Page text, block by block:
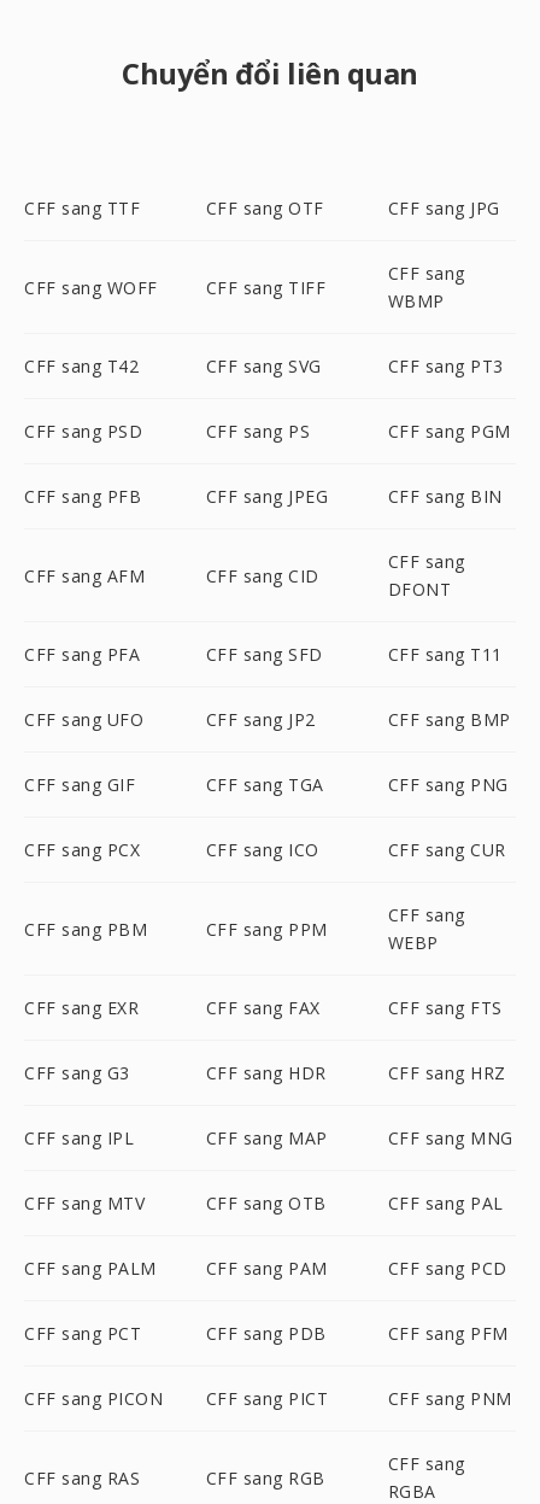
Chuyển đổi liên quan
CFF sang TTF CFF sang OTF CFF sang JPG
CFF sang WOFF CFF sang TIFF
CFF sang
WBMP
CFF sang T42 CFF sang SVG CFF sang PT3
CFF sang PSD CFF sang PS CFF sang PGM
CFF sang PFB CFF sang JPEG CFF sang BIN
CFF sang AFM CFF sang CID
CFF sang
DFONT
CFF sang PFA CFF sang SFD CFF sang T11
CFF sang UFO CFF sang JP2 CFF sang BMP
CFF sang GIF CFF sang TGA CFF sang PNG
CFF sang PCX CFF sang ICO CFF sang CUR
CFF sang PBM CFF sang PPM
CFF sang
WEBP
CFF sang EXR CFF sang FAX CFF sang FTS
CFF sang G3 CFF sang HDR CFF sang HRZ
CFF sang IPL CFF sang MAP CFF sang MNG
CFF sang MTV CFF sang OTB CFF sang PAL
CFF sang PALM CFF sang PAM CFF sang PCD
CFF sang PCT CFF sang PDB CFF sang PFM
CFF sang PICON CFF sang PICT CFF sang PNM
CFF sang RAS CFF sang RGB
CFF sang
RGBA